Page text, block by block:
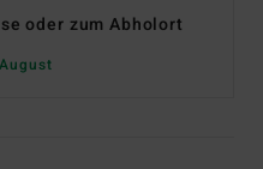
oder zum Abholort